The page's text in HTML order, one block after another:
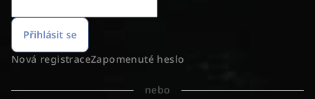
Přihlásit se
Nová registraceZapomenuté heslo
nebo